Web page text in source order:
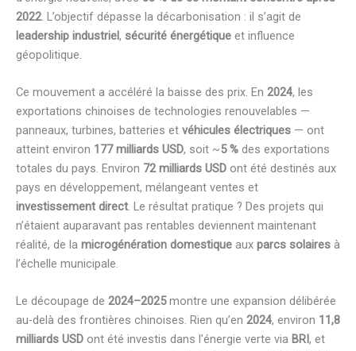
2022. L’objectif dépasse la décarbonisation : il s’agit de
leadership industriel, sécurité énergétique et influence
géopolitique.
Ce mouvement a accéléré la baisse des prix. En 2024, les
exportations chinoises de technologies renouvelables —
panneaux, turbines, batteries et véhicules électriques — ont
atteint environ 177 milliards USD, soit ~5 % des exportations
totales du pays. Environ 72 milliards USD ont été destinés aux
pays en développement, mélangeant ventes et
investissement direct. Le résultat pratique ? Des projets qui
n’étaient auparavant pas rentables deviennent maintenant
réalité, de la microgénération domestique aux parcs solaires à
l’échelle municipale.
Le découpage de 2024–2025montre une expansion délibérée
au-delà des frontières chinoises. Rien qu’en 2024, environ 11,8
milliards USD ont été investis dans l’énergie verte via BRI , et